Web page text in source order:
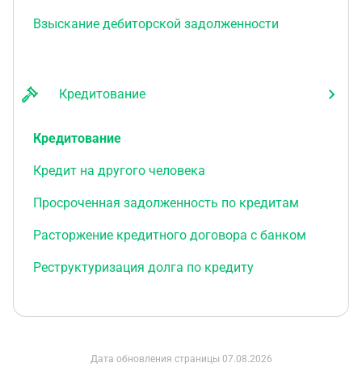
Взыскание дебиторской задолженности
Кредитование
Кредитование
Кредит на другого человека
Просроченная задолженность по кредитам
Расторжение кредитного договора с банком
Реструктуризация долга по кредиту
Дата обновления страницы 07.08.2026